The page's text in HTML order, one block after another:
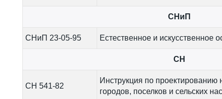
СНиП
СНиП 23-05-95 Естественное и искусственное
СН
СН 541-82
Инструкция по
городов, поселков и сельских